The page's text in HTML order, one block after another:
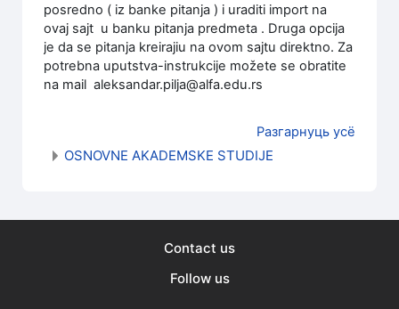
posredno ( iz banke pitanja ) i uraditi import na
ovaj sajt u banku pitanja predmeta . Druga opcija
je da se pitanja kreirajiu na ovom sajtu direktno. Za
potrebna uputstva-instrukcije možete se obratite
na mail aleksandar.pilja@alfa.edu.rs
Разгарнуць усё
OSNOVNE AKADEMSKE STUDIJE
Contact us
Follow us